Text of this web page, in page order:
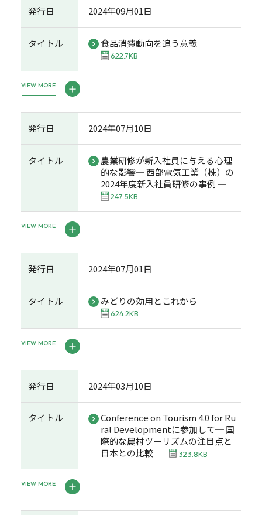
発行日 2024年09月01日
タイトル 食品消費動向を追う意義
622.7KB
VIEW MORE
発行日 2024年07月10日
タイトル
農業研修が新入社員に与える心理
的な影響─ 西部電気工業（株）の
2024年度新入社員研修の事例 ─
247.5KB
VIEW MORE
発行日 2024年07月01日
タイトル みどりの効用とこれから
624.2KB
VIEW MORE
発行日 2024年03月10日
タイトル
Conference on Tourism 4.0 for Ru
ral Developmentに参加して─ 国
際的な農村ツーリズムの注目点と
日本との比較 ─
323.8KB
VIEW MORE